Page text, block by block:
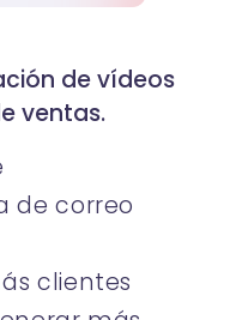
de vídeos
ventas.
de correo
clientes